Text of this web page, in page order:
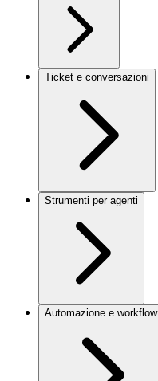
Ticket e conversazioni
Strumenti per agenti
Automazione e workflow